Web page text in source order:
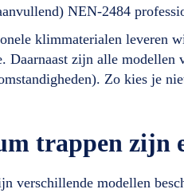
NEN-2484
klimmaterialen leveren
zijn alle modellen
Zo kies je
trappen zijn
verschillende modellen